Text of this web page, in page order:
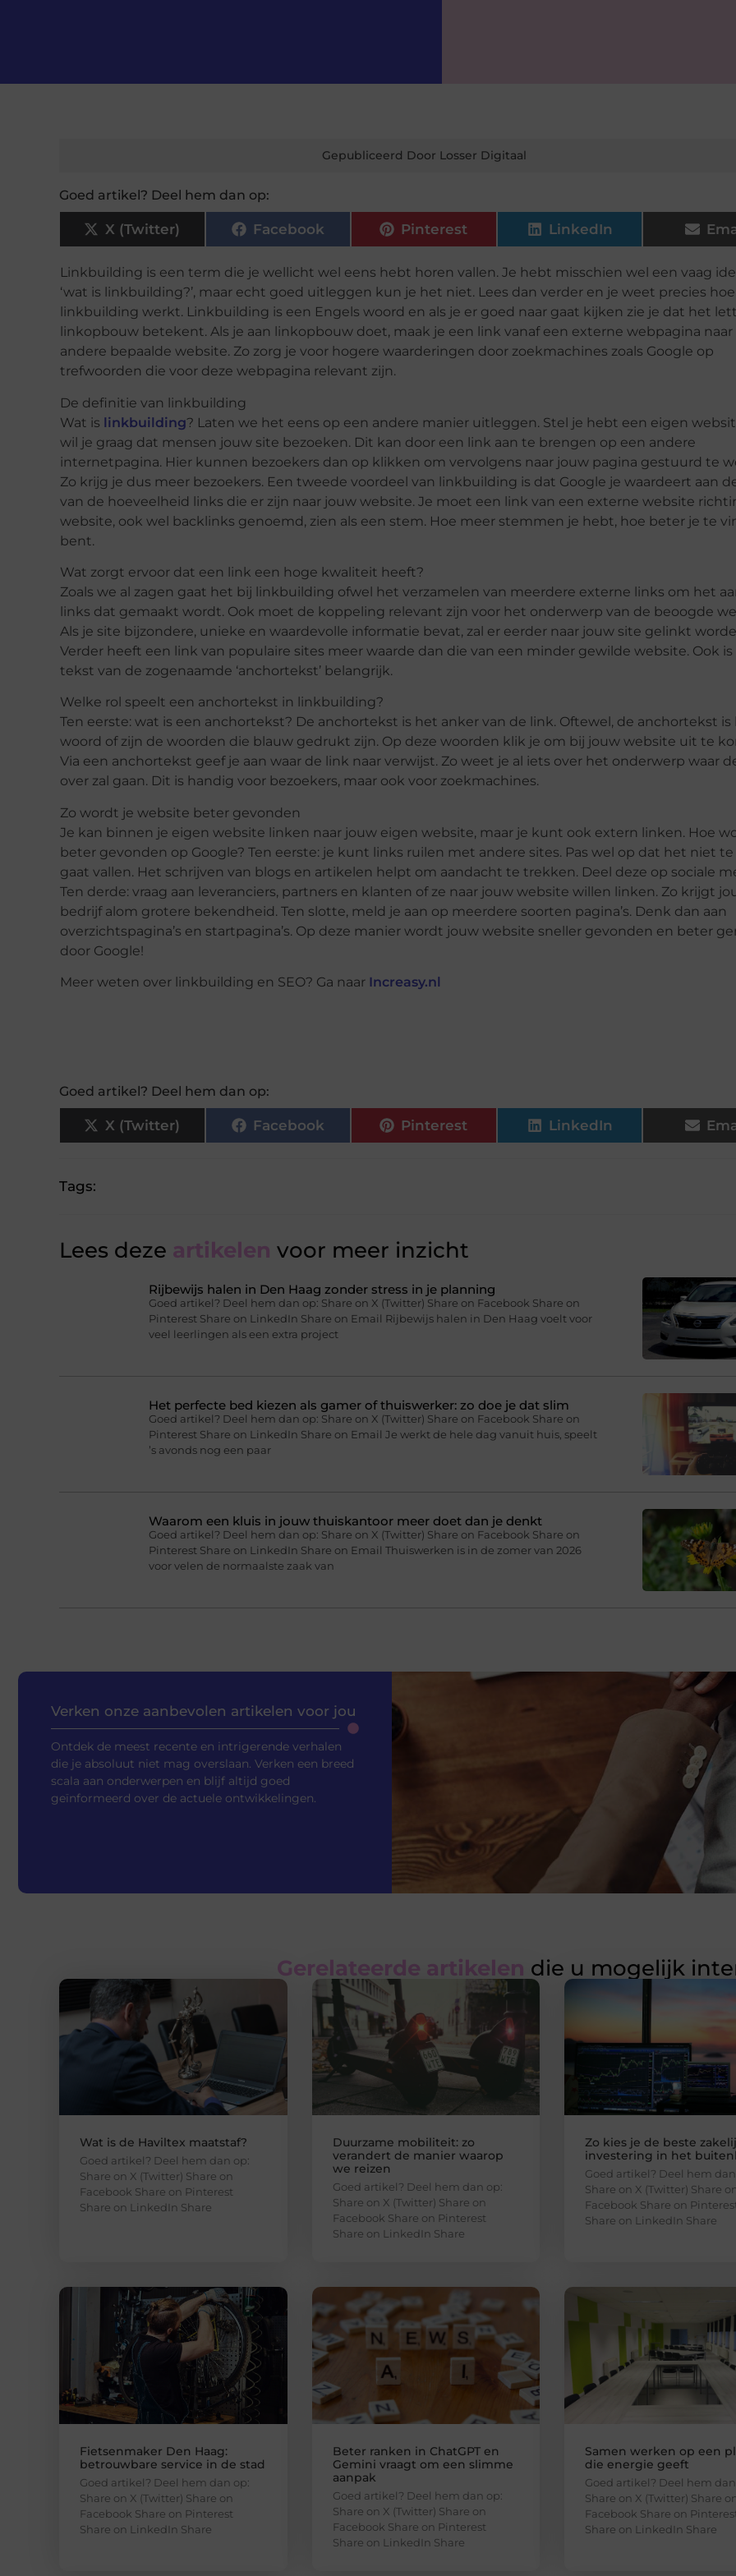
Gepubliceerd Door Losser Digitaal
Goed artikel? Deel hem dan op:
X (Twitter) Facebook Pinterest LinkedIn
Linkbuilding is een term die je wellicht wel eens hebt horen vallen. Je hebt misschien wel een vaag
‘wat is linkbuilding?’, maar echt goed uitleggen kun je het niet. Lees dan verder en je weet precies hoe
linkbuilding werkt. Linkbuilding is een Engels woord en als je er goed naar gaat kijken zie je dat het
linkopbouw betekent. Als je aan linkopbouw doet, maak je een link vanaf een externe webpagina naar
andere bepaalde website. Zo zorg je voor hogere waarderingen door zoekmachines zoals Google op
trefwoorden die voor deze webpagina relevant zijn.
De definitie van linkbuilding
Wat is linkbuilding? Laten we het eens op een andere manier uitleggen. Stel je hebt een eigen
wil je graag dat mensen jouw site bezoeken. Dit kan door een link aan te brengen op een andere
internetpagina. Hier kunnen bezoekers dan op klikken om vervolgens naar jouw pagina gestuurd te
Zo krijg je dus meer bezoekers. Een tweede voordeel van linkbuilding is dat Google je waardeert aan
van de hoeveelheid links die er zijn naar jouw website. Je moet een link van een externe website
website, ook wel backlinks genoemd, zien als een stem. Hoe meer stemmen je hebt, hoe beter je te
bent.
Wat zorgt ervoor dat een link een hoge kwaliteit heeft?
Zoals we al zagen gaat het bij linkbuilding ofwel het verzamelen van meerdere externe links om het
links dat gemaakt wordt. Ook moet de koppeling relevant zijn voor het onderwerp van de beoogde
Als je site bijzondere, unieke en waardevolle informatie bevat, zal er eerder naar jouw site gelinkt
Verder heeft een link van populaire sites meer waarde dan die van een minder gewilde website. Ook is
tekst van de zogenaamde ‘anchortekst’ belangrijk.
Welke rol speelt een anchortekst in linkbuilding?
Ten eerste: wat is een anchortekst? De anchortekst is het anker van de link. Oftewel, de anchortekst is
woord of zijn de woorden die blauw gedrukt zijn. Op deze woorden klik je om bij jouw website uit te
Via een anchortekst geef je aan waar de link naar verwijst. Zo weet je al iets over het onderwerp waar
over zal gaan. Dit is handig voor bezoekers, maar ook voor zoekmachines.
Zo wordt je website beter gevonden
Je kan binnen je eigen website linken naar jouw eigen website, maar je kunt ook extern linken. Hoe
beter gevonden op Google? Ten eerste: je kunt links ruilen met andere sites. Pas wel op dat het niet
gaat vallen. Het schrijven van blogs en artikelen helpt om aandacht te trekken. Deel deze op sociale
Ten derde: vraag aan leveranciers, partners en klanten of ze naar jouw website willen linken. Zo krijgt
bedrijf alom grotere bekendheid. Ten slotte, meld je aan op meerdere soorten pagina’s. Denk dan aan
overzichtspagina’s en startpagina’s. Op deze manier wordt jouw website sneller gevonden en beter
door Google!
Meer weten over linkbuilding en SEO? Ga naar Increasy.nl
Goed artikel? Deel hem dan op:
X (Twitter) Facebook Pinterest LinkedIn
Tags:
Lees deze artikelen voor meer inzicht
Rijbewijs halen in Den Haag zonder stress in je planning
Goed artikel? Deel hem dan op: Share on X (Twitter) Share on Facebook Share on
Pinterest Share on LinkedIn Share on Email Rijbewijs halen in Den Haag voelt voor
veel leerlingen als een extra project
Het perfecte bed kiezen als gamer of thuiswerker: zo doe je dat slim
Goed artikel? Deel hem dan op: Share on X (Twitter) Share on Facebook Share on
Pinterest Share on LinkedIn Share on Email Je werkt de hele dag vanuit huis, speelt
’s avonds nog een paar
Waarom een kluis in jouw thuiskantoor meer doet dan je denkt
Goed artikel? Deel hem dan op: Share on X (Twitter) Share on Facebook Share on
Pinterest Share on LinkedIn Share on Email Thuiswerken is in de zomer van 2026
voor velen de normaalste zaak van
Verken onze aanbevolen artikelen voor jou
Ontdek de meest recente en intrigerende verhalen
die je absoluut niet mag overslaan. Verken een breed
scala aan onderwerpen en blijf altijd goed
geïnformeerd over de actuele ontwikkelingen.
Gerelateerde artikelen die u mogelijk
Wat is de Haviltex maatstaf?
Goed artikel? Deel hem dan op:
Share on X (Twitter) Share on
Facebook Share on Pinterest
Share on LinkedIn Share
Duurzame mobiliteit: zo
verandert de manier waarop
we reizen
Goed artikel? Deel hem dan op:
Share on X (Twitter) Share on
Facebook Share on Pinterest
Share on LinkedIn Share
Zo kies je de beste
investering in het
Goed artikel? Deel hem
Share on X (Twitter) Share
Facebook Share on
Share on LinkedIn Share
Fietsenmaker Den Haag:
betrouwbare service in de stad
Goed artikel? Deel hem dan op:
Share on X (Twitter) Share on
Facebook Share on Pinterest
Share on LinkedIn Share
Beter ranken in ChatGPT en
Gemini vraagt om een slimme
aanpak
Goed artikel? Deel hem dan op:
Share on X (Twitter) Share on
Facebook Share on Pinterest
Share on LinkedIn Share
Samen werken op een
die energie geeft
Goed artikel? Deel hem
Share on X (Twitter) Share
Facebook Share on
Share on LinkedIn Share